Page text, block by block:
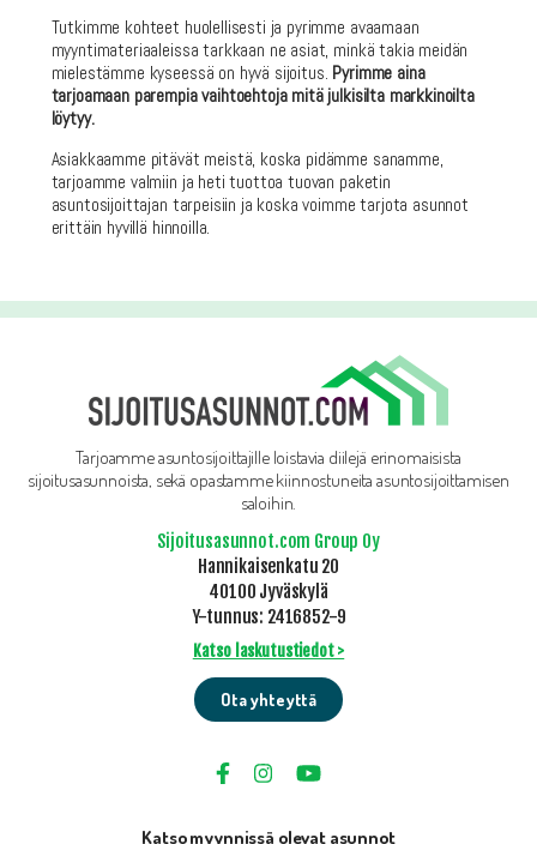
Tutkimme kohteet huolellisesti ja pyrimme avaamaan
myyntimateriaaleissa tarkkaan ne asiat, minkä takia meidän
mielestämme kyseessä on hyvä sijoitus. Pyrimme aina
tarjoamaan parempia vaihtoehtoja mitä julkisilta markkinoilta
löytyy.
Asiakkaamme pitävät meistä, koska pidämme sanamme,
tarjoamme valmiin ja heti tuottoa tuovan paketin
asuntosijoittajan tarpeisiin ja koska voimme tarjota asunnot
erittäin hyvillä hinnoilla.
Tarjoamme asuntosijoittajille loistavia diilejä erinomaisista
sijoitusasunnoista, sekä opastamme kiinnostuneita asuntosijoittamisen
saloihin.
Sijoitusasunnot.com Group Oy
Hannikaisenkatu 20
40100 Jyväskylä
Y-tunnus: 2416852-9
Katso laskutustiedot >
Ota yhteyttä
Katso myynnissä olevat asunnot